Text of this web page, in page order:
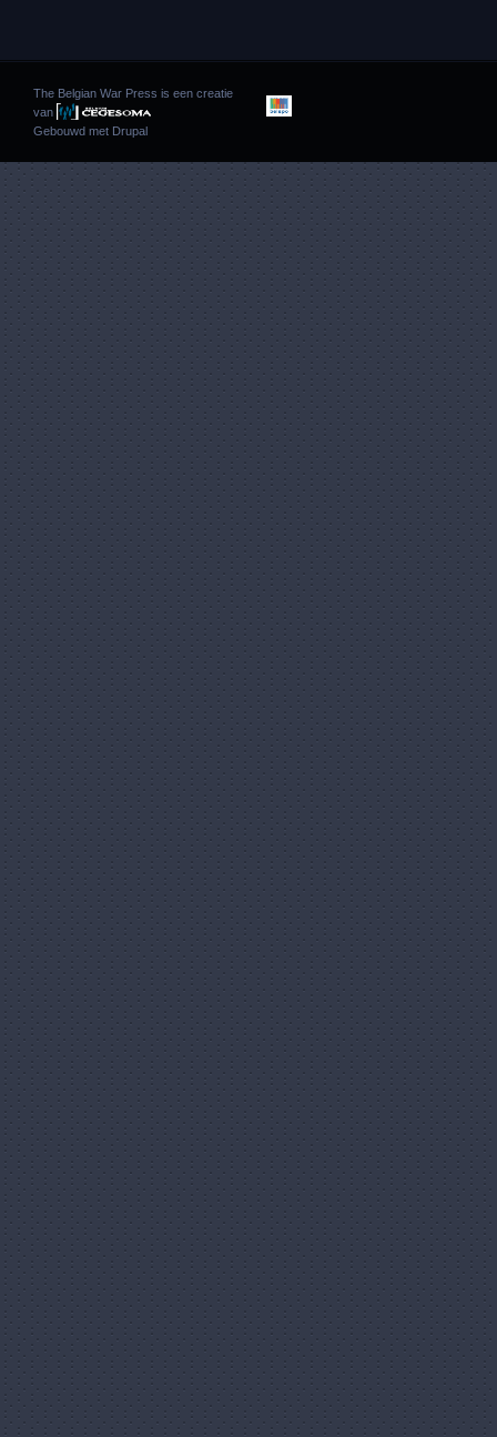
The Belgian War Press is een creatie
van
Gebouwd met Drupal